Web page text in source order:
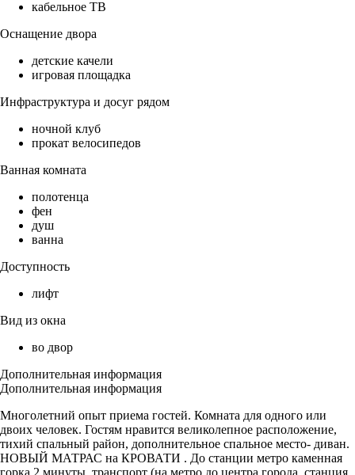
кабельное ТВ
Оснащение двора
детские качели
игровая площадка
Инфраструктура и досуг рядом
ночной клуб
прокат велосипедов
Ванная комната
полотенца
фен
душ
ванна
Доступность
лифт
Вид из окна
во двор
Дополнительная информация
Дополнительная информация
Многолетний опыт приема гостей. Комната для одного или
двоих человек. Гостям нравится великолепное расположение,
тихий спальный район, дополнительное спальное место- диван.
НОВЫЙ МАТРАС на КРОВАТИ . До станции метро каменная
горка 2 минуты, транспорт (на метро до центра города, станция